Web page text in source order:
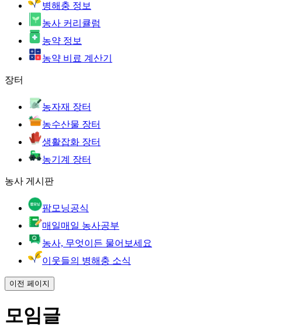
병해충 정보
농사 커리큘럼
농약 정보
농약 비료 계산기
장터
농자재 장터
농수산물 장터
생활잡화 장터
농기계 장터
농사 게시판
팜모닝공식
매일매일 농사공부
농사, 무엇이든 물어보세요
이웃들의 병해충 소식
이전 페이지
모임글